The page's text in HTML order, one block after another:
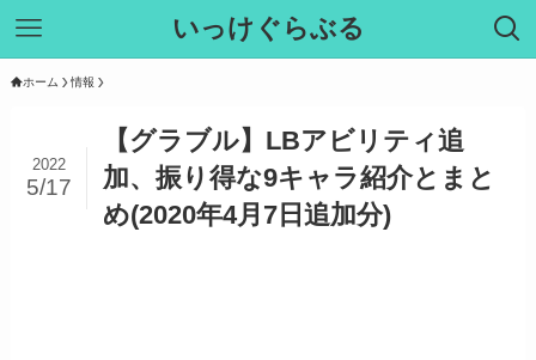
いっけぐらぶる
ホーム 情報
【グラブル】LBアビリティ追
加、振り得な9キャラ紹介とまと
め(2020年4月7日追加分)
2022
5/17